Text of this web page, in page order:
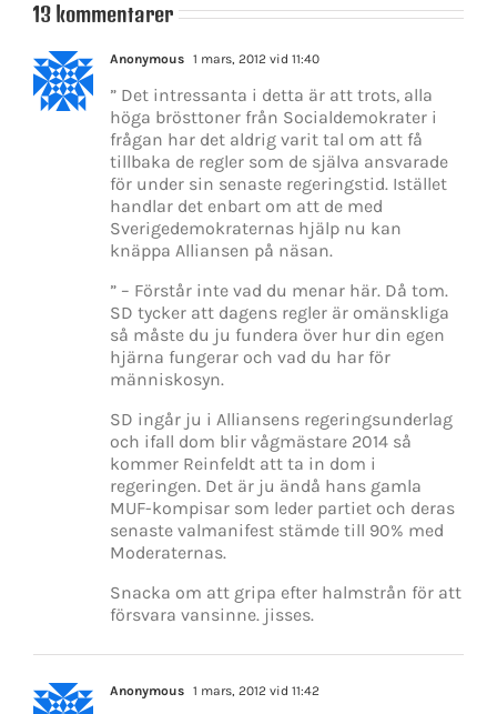
13 kommentarer
Anonymous 1 mars, 2012 vid 11:40
” Det intressanta i detta är att trots, alla
höga brösttoner från Socialdemokrater i
frågan har det aldrig varit tal om att få
tillbaka de regler som de själva ansvarade
för under sin senaste regeringstid. Istället
handlar det enbart om att de med
Sverigedemokraternas hjälp nu kan
knäppa Alliansen på näsan.
” – Förstår inte vad du menar här. Då tom.
SD tycker att dagens regler är omänskliga
så måste du ju fundera över hur din egen
hjärna fungerar och vad du har för
människosyn.
SD ingår ju i Alliansens regeringsunderlag
och ifall dom blir vågmästare 2014 så
kommer Reinfeldt att ta in dom i
regeringen. Det är ju ändå hans gamla
MUF-kompisar som leder partiet och deras
senaste valmanifest stämde till 90% med
Moderaternas.
Snacka om att gripa efter halmstrån för att
försvara vansinne. jisses.
Anonymous 1 mars, 2012 vid 11:42